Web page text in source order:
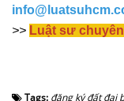
>> Luật sư
Tags: đăng ký đất đai